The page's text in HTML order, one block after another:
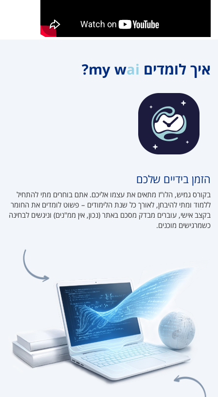
איך לומדים my w ai
?
הזמן בידיים שלכם
בקורס גמיש, הלו"ז מתאים את עצמו אליכם. אתם בוחרים מתי להתחיל
ללמוד ומתי להיבחן, לאורך כל שנת הלימודים – פשוט לומדים את החומר
בקצב אישי, עוברים מבדק מסכם באתר (נכון, אין ממ"נים) וניגשים לבחינה
כשמרגישים מוכנים.